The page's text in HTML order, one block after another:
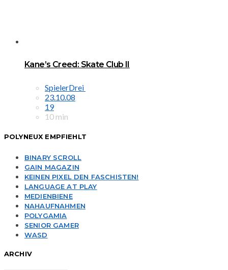
Kane’s Creed: Skate Club II
SpielerDrei
23.10.08
19
10 min
POLYNEUX EMPFIEHLT
BINARY SCROLL
GAIN MAGAZIN
KEINEN PIXEL DEN FASCHISTEN!
LANGUAGE AT PLAY
MEDIENBIENE
NAHAUFNAHMEN
POLYGAMIA
SENIOR GAMER
WASD
ARCHIV